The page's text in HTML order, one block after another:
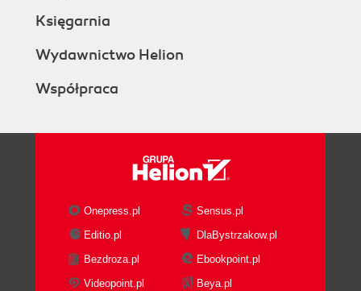
Księgarnia
Wydawnictwo Helion
Współpraca
Onepress.pl
Sensus.pl
Editio.pl
DlaBystrzakow.pl
Bezdroza.pl
Ebookpoint.pl
Videopoint.pl
Beya.pl